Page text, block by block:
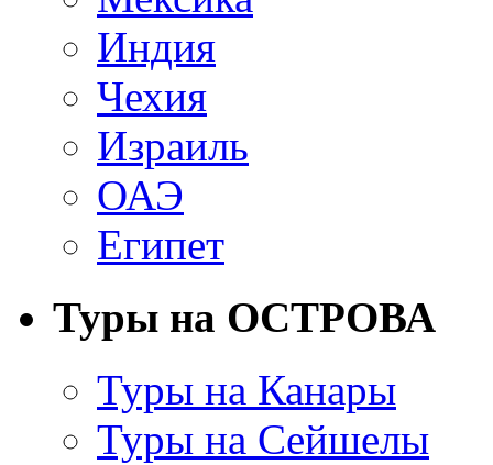
Индия
Чехия
Израиль
ОАЭ
Египет
Туры на ОСТРОВА
Туры на Канары
Туры на Сейшелы